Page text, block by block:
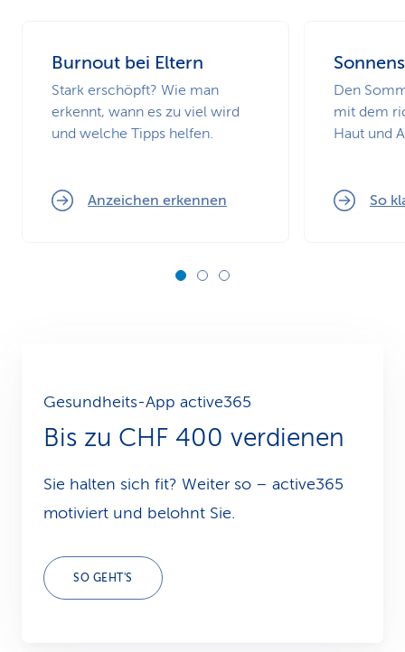
Burnout bei Eltern
Stark erschöpft? Wie man
erkennt, wann es zu viel wird
und welche Tipps helfen.
Anzeichen erkennen
Den
mit dem
Haut und
So
Gesundheits-App active365
Bis zu CHF 400 verdienen
Sie halten sich fit? Weiter so – active365
motiviert und belohnt Sie.
SO GEHT'S